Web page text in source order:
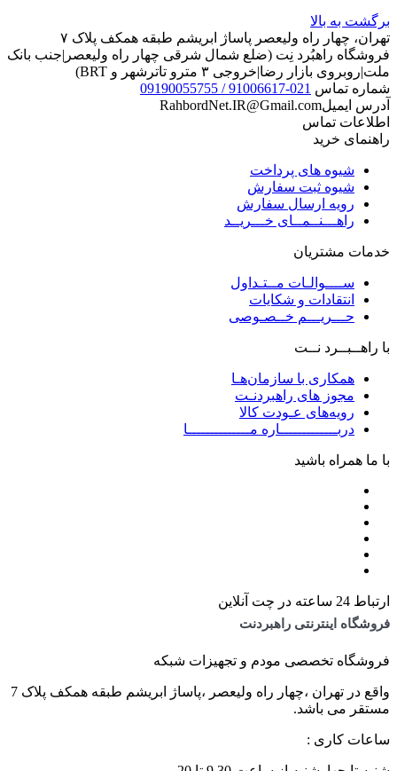
برگشت به بالا
تهران، چهار راه ولیعصر پاساژ ابریشم طبقه همکف پلاک ۷
فروشگاه راهبُرد نِت (ضلع شمال شرقی چهار راه ولیعصر|جنب بانک
ملت|روبروی بازار رضا|خروجی ۳ مترو تاترشهر و BRT)‎‎
شماره تماس 021-91006617 / 09190055755
آدرس ایمیلRahbordNet.IR@Gmail.com
اطلاعات تماس
راهنمای خرید
شیوه های پرداخت
شیوه ثبت سفارش
رویه ارسال سفارش
راهـــنــمــای خـــریــد
خدمات مشتریان
ســــوالـات مــتـداول
انتقادات و شکایات
حـــریـــم خــصـوصی
با راهــبــرد نــت
همکاری با سازمان‌هـا
مجوز های راهبردنـت
رویه‌های عـودت کالا
دربـــــــــــــاره مــــــــــــــا
با ما همراه باشید
ارتباط 24 ساعته در چت آنلاین
فروشگاه اینترنتی راهبردنت
فروشگاه تخصصی مودم و تجهیزات شبکه
واقع در تهران ،چهار راه ولیعصر ،پاساژ ابریشم طبقه همکف پلاک 7
مستقر می باشد.
ساعات کاری :